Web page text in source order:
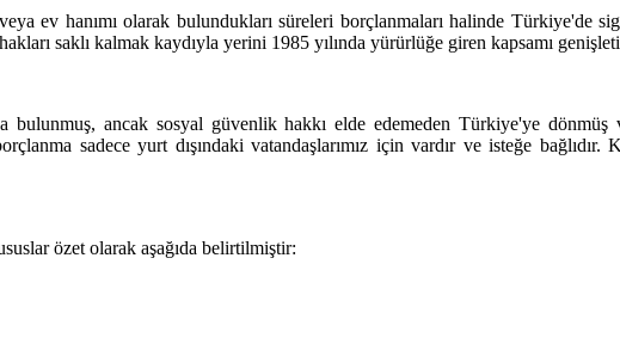
veya ev hanımı olarak bulundukları süreleri borçlanmaları halinde Türkiye'de
saklı kalmak kaydıyla yerini 1985 yılında yürürlüğe giren kapsamı
bulunmuş, ancak sosyal güvenlik hakkı elde edemeden Türkiye'ye dönmüş
sadece yurt dışındaki vatandaşlarımız için vardır ve isteğe bağlıdır.
özet olarak aşağıda belirtilmiştir: